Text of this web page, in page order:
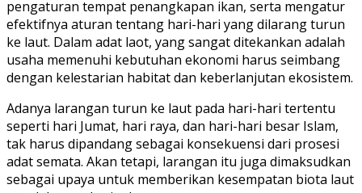
pengaturan tempat penangkapan ikan, serta mengatur
efektifnya aturan tentang hari-hari yang dilarang turun
ke laut. Dalam adat laot, yang sangat ditekankan adalah
usaha memenuhi kebutuhan ekonomi harus seimbang
dengan kelestarian habitat dan keberlanjutan ekosistem.
Adanya larangan turun ke laut pada hari-hari tertentu
seperti hari Jumat, hari raya, dan hari-hari besar Islam,
tak harus dipandang sebagai konsekuensi dari prosesi
adat semata. Akan tetapi, larangan itu juga dimaksudkan
sebagai upaya untuk memberikan kesempatan biota laut